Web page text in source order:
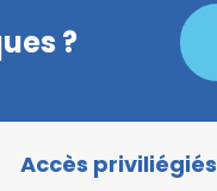
?
Accès priviliégiés